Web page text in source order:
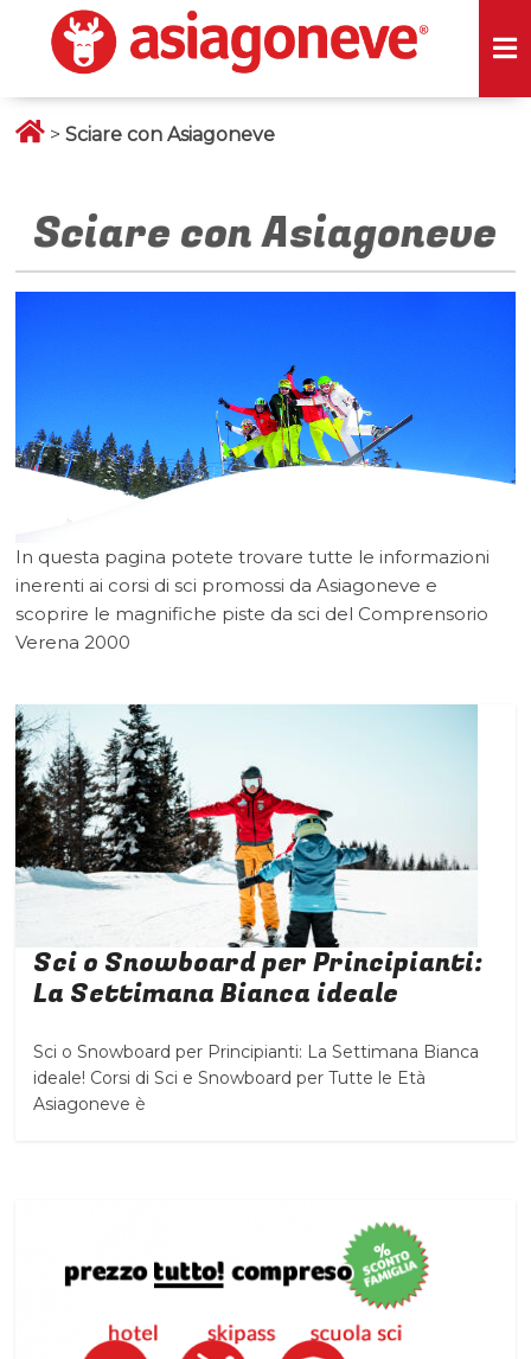
>Sciare con Asiagoneve
Sciare con Asiagoneve
In questa pagina potete trovare tutte le informazioni
inerenti ai corsi di sci promossi da Asiagoneve e
scoprire le magnifiche piste da sci del Comprensorio
Verena 2000
Sci o Snowboard per Principianti:
La Settimana Bianca ideale
Sci o Snowboard per Principianti: La Settimana Bianca
ideale! Corsi di Sci e Snowboard per Tutte le Età
Asiagoneve è